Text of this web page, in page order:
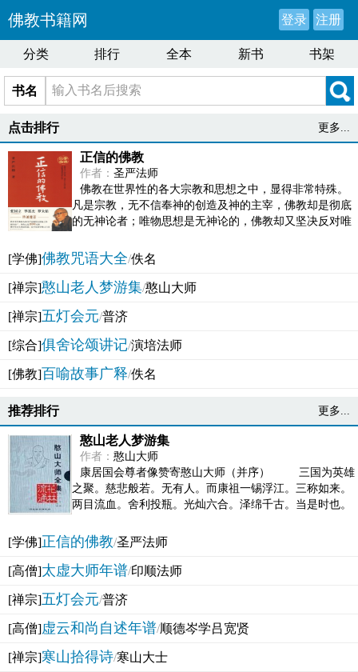
佛教书籍网 登录 注册
分类 排行 全本 新书 书架
书名
点击排行 更多...
正信的佛教
作者： 圣严法师
佛教在世界性的各大宗教和思想之中，显得非常特殊。
凡是宗教，无不信奉神的创造及神的主宰，佛教却是彻底
的无神论者；唯物思想是无神论的，佛教却又坚决反对唯
[学佛]佛教咒语大全/佚名
[禅宗]憨山老人梦游集/憨山大师
[禅宗]五灯会元/普济
[综合]俱舍论颂讲记/演培法师
[佛教]百喻故事广释/佚名
推荐排行 更多...
憨山老人梦游集
作者： 憨山大师
康居国会尊者像赞寄憨山大师（并序） 三国为英雄
之聚。慈悲般若。无有人。而康祖一锡浮江。三称如来。
两目流血。舍利投瓶。光灿六合。泽绵千古。当是时也。
[学佛]正信的佛教/圣严法师
[高僧]太虚大师年谱/印顺法师
[禅宗]五灯会元/普济
[高僧]虚云和尚自述年谱/顺德岑学吕宽贤
[禅宗]寒山拾得诗/寒山大士